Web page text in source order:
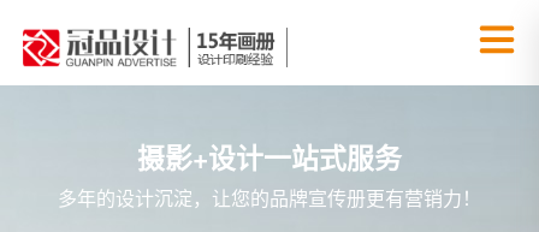
摄影+设计一站式服务
多年的设计沉淀，让您的品牌宣传册更有营销力！